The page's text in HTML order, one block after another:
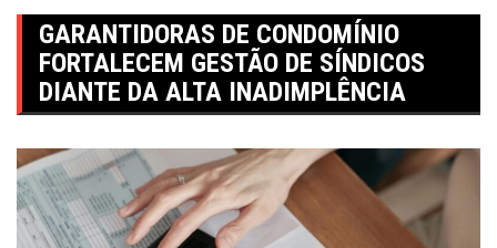
GARANTIDORAS DE CONDOMÍNIO
FORTALECEM GESTÃO DE SÍNDICOS
DIANTE DA ALTA INADIMPLÊNCIA